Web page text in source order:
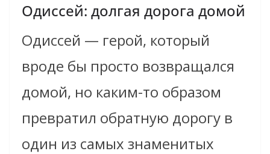
Одиссей: долгая дорога домой
Одиссей — герой, который
вроде бы просто возвращался
домой, но каким-то образом
превратил обратную дорогу в
один из самых знаменитых